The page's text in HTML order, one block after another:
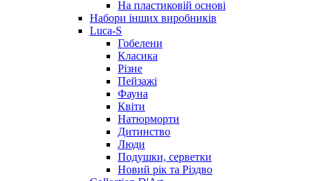
На пластиковій основі
Набори інших виробників
Luca-S
Гобелени
Класика
Різне
Пейзажі
Фауна
Квіти
Натюрморти
Дитинство
Люди
Подушки, серветки
Новий рік та Різдво